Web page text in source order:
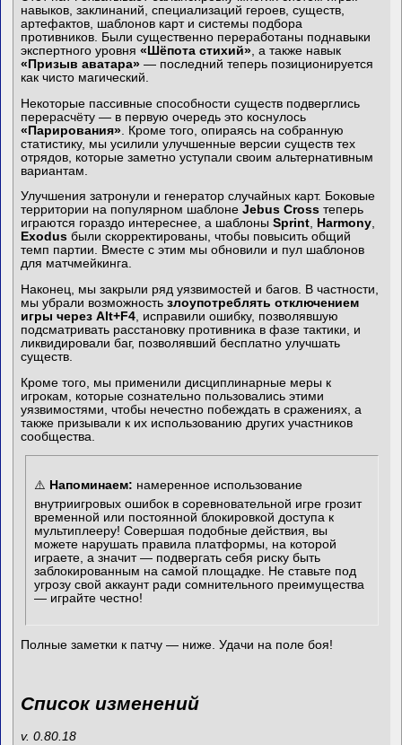
навыков, заклинаний, специализаций героев, существ,
артефактов, шаблонов карт и системы подбора
противников. Были существенно переработаны поднавыки
экспертного уровня«Шёпота стихий», а также навык
«Призыв аватара» — последний теперь позиционируется
как чисто магический.
Некоторые пассивные способности существ подверглись
перерасчёту — в первую очередь это коснулось
«Парирования» . Кроме того, опираясь на собранную
статистику, мы усилили улучшенные версии существ тех
отрядов, которые заметно уступали своим альтернативным
вариантам.
Улучшения затронули и генератор случайных карт. Боковые
территории на популярном шаблонеJebus Cross теперь
играются гораздо интереснее, а шаблоныSprint, Harmony,
Exodus были скорректированы, чтобы повысить общий
темп партии. Вместе с этим мы обновили и пул шаблонов
для матчмейкинга.
Наконец, мы закрыли ряд уязвимостей и багов. В частности,
мы убрали возможностьзлоупотреблять отключением
игры через Alt+F4 , исправили ошибку, позволявшую
подсматривать расстановку противника в фазе тактики, и
ликвидировали баг, позволявший бесплатно улучшать
существ.
Кроме того, мы применили дисциплинарные меры к
игрокам, которые сознательно пользовались этими
уязвимостями, чтобы нечестно побеждать в сражениях, а
также призывали к их использованию других участников
сообщества.
⚠️ Напоминаем: намеренное использование
внутриигровых ошибок в соревновательной игре грозит
временной или постоянной блокировкой доступа к
мультиплееру! Совершая подобные действия, вы
можете нарушать правила платформы, на которой
играете, а значит — подвергать себя риску быть
заблокированным на самой площадке. Не ставьте под
угрозу свой аккаунт ради сомнительного преимущества
— играйте честно!
Полные заметки к патчу — ниже. Удачи на поле боя!
Список изменений
v. 0.80.18